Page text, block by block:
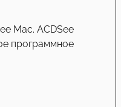
Mac. ACDSee
программное